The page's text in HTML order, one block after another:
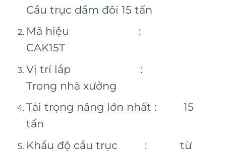
Cầu trục dầm đôi 15 tấn
Mã hiệu :
CAK15T
Vị trí lắp :
Trong nhà xưởng
Tải trọng nâng lớn nhất : 15
tấn
Khẩu độ cầu trục : từ